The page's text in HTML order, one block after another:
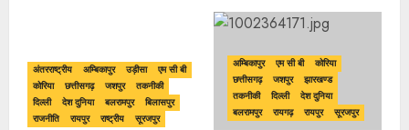
अंतरराष्ट्रीय अम्बिकापुर उड़ीसा
एम सी बी
कोरिया
छत्तीसगढ़ जशपुर
तकनीकी
दिल्ली
देश दुनिया बलरामपुर
बिलासपुर
राजनीति
रायपुर राष्ट्रीय सूरजपुर
अम्बिकापुर एम सी बी
कोरिया
छत्तीसगढ़
जशपुर
झारखण्ड
तकनीकी
दिल्ली
देश दुनिया
बलरामपुर
रायगढ़ रायपुर सूरजपुर